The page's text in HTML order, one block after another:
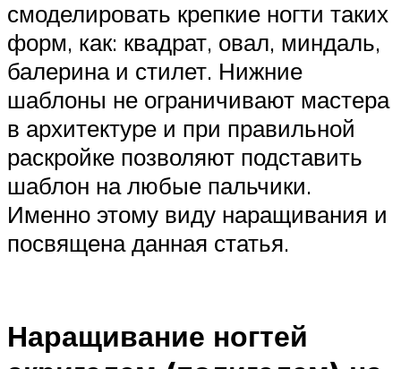
смоделировать крепкие ногти таких
форм, как: квадрат, овал, миндаль,
балерина и стилет. Нижние
шаблоны не ограничивают мастера
в архитектуре и при правильной
раскройке позволяют подставить
шаблон на любые пальчики.
Именно этому виду наращивания и
посвящена данная статья.
Наращивание ногтей